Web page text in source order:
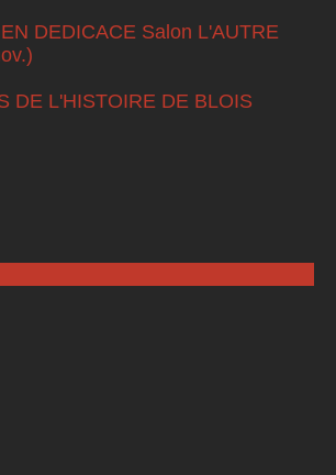
DEDICACE Salon L'AUTRE
DE L'HISTOIRE DE BLOIS